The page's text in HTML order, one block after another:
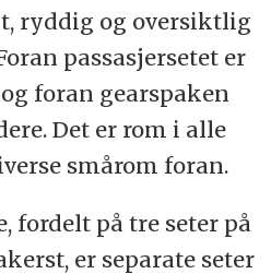
ryddig og oversiktlig
passasjersetet er
foran gearspaken
Det er rom i alle
smårom foran.
fordelt på tre seter på
er separate seter